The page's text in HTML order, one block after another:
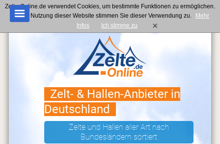
Zelt- & Hallen-Anbieter in
Deutschland
Zelte und Hallen aller Art nach
Bundesländern sortiert
Zelte-Online.de verwendet Cookies, um bestimmte Funktionen zu ermöglichen.
Mit der Nutzung dieser Website stimmen Sie dieser Verwendung zu.
Mehr
Infos
Ich stimme zu ×